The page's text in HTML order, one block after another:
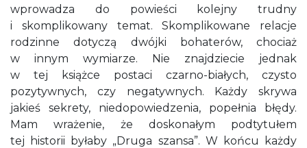
wprowadza do powieści kolejny trudny
i skomplikowany temat. Skomplikowane relacje
rodzinne dotyczą dwójki bohaterów, chociaż
w innym wymiarze. Nie znajdziecie jednak
w tej książce postaci czarno-białych, czysto
pozytywnych, czy negatywnych. Każdy skrywa
jakieś sekrety, niedopowiedzenia, popełnia błędy.
Mam wrażenie, że doskonałym podtytułem
tej historii byłaby „Druga szansa”. W końcu każdy